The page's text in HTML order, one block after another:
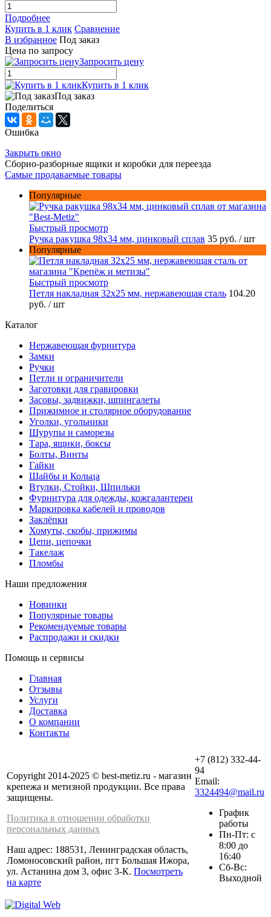
Подробнее
Купить в 1 клик Сравнение
В избранное Под заказ
Цена по запросу
Запросить цену
Купить в 1 клик
Под заказ
Поделиться
Ошибка
Закрыть окно
Сборно-разборные ящики и коробки для переезда
Самые продаваемые товары
Популярные
Быстрый просмотр
Ручка ракушка 98x34 мм, цинковый сплав 35 руб. / шт
Популярные
Быстрый просмотр
Петля накладная 32х25 мм, нержавеющая сталь 104.20
руб. / шт
Каталог
Нержавеющая фурнитура
Замки
Ручки
Петли и ограничители
Заготовки для гравировки
Засовы, задвижки, шпингалеты
Прижимное и столярное оборудование
Уголки, угольники
Шурупы и саморезы
Тара, ящики, боксы
Болты, Винты
Гайки
Шайбы и Кольца
Втулки, Стойки, Шпильки
Фурнитура для одежды, кожгалантереи
Маркировка кабелей и проводов
Заклёпки
Хомуты, скобы, прижимы
Цепи, цепочки
Такелаж
Пломбы
Наши предложения
Новинки
Популярные товары
Рекомендуемые товары
Распродажи и скидки
Помощь и сервисы
Главная
Отзывы
Услуги
Доставка
О компании
Контакты
Copyright 2014-2025 © best-metiz.ru - магазин
крепежа и метизной продукции. Все права
защищены.
Политика в отношении обработки
персональных данных
Наш адрес: 188531, Ленинградская область,
Ломоносовский район, пгт Большая Ижора,
ул. Астанина дом 3, офис 3-К. Посмотреть
на карте
+7 (812) 332-44-
94
Email:
3324494@mail.ru
График
работы
Пн-Пт: с
8:00 до
16:40
Сб-Вс:
Выходной